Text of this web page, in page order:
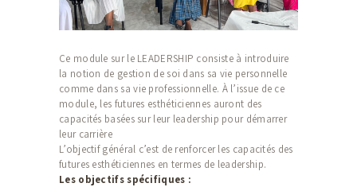
Ce module sur le LEADERSHIP consiste à introduire
la notion de gestion de soi dans sa vie personnelle
comme dans sa vie professionnelle. À l’issue de ce
module, les futures esthéticiennes auront des
capacités basées sur leur leadership pour démarrer
leur carrière
L’objectif général c’est de renforcer les capacités des
futures esthéticiennes en termes de leadership.
Les objectifs spécifiques :